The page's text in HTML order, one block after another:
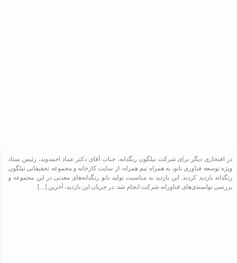
در افتخاری دیگر برای شرکت نیلگون رنگدانه، جناب آقای دکتر عماد احمدوند، رئیس ستاد
ویژه توسعه فناوری نانو، به همراه تیم همراه، از سایت کارخانه و مجموعه تحقیقاتی نیلگون
رنگدانه بازدید کردند. این بازدید به مناسبت تولید نانو رنگدانه‌های معدنی در این مجموعه و
بررسی توانمندی‌های فناورانه شرکت انجام شد. در جریان این بازدید، آخرین […]